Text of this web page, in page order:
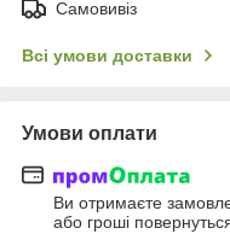
Самовивіз
Всі умови доставки
Умови оплати
Ви отримаєте
або гроші